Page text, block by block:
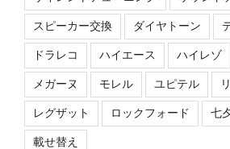
スピーカー交換 ダイヤトーン
ドラレコ ハイエース ハイレゾ
メガーヌ モレル ユピテル
レグザット ロックフォード 七
載せ替え